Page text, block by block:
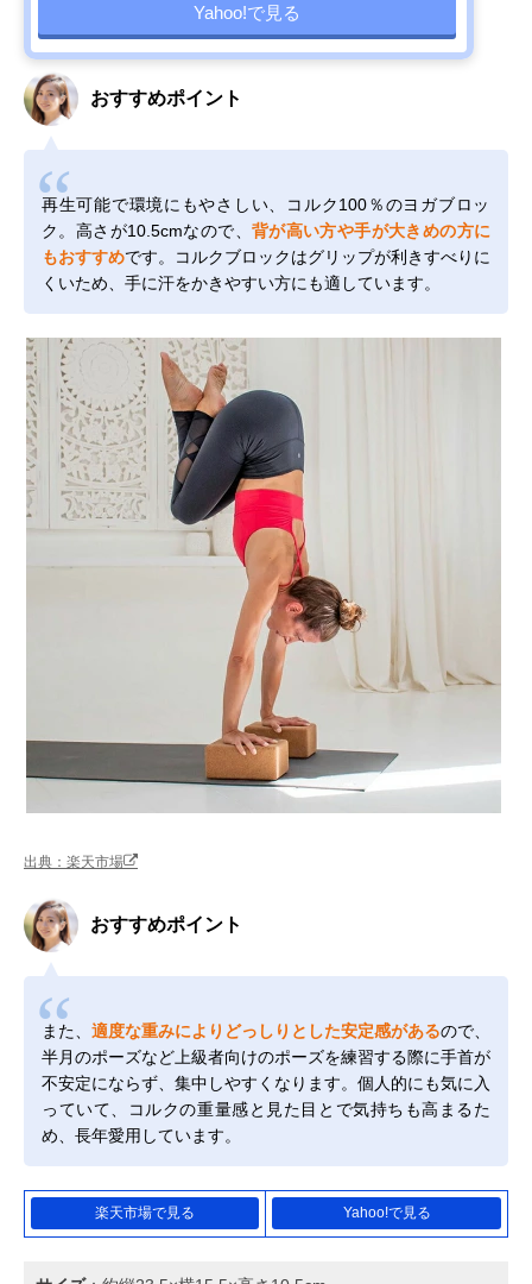
Yahoo!で見る
おすすめポイント
再生可能で環境にもやさしい、コルク100％のヨガブロッ
ク。高さが10.5cmなので、 背が高い方や手が大きめの方に
もおすすめです。コルクブロックはグリップが利きすべりに
くいため、手に汗をかきやすい方にも適しています。
出典：楽天市場
おすすめポイント
また、 適度な重みによりどっしりとした安定感があるので、
半月のポーズなど上級者向けのポーズを練習する際に手首が
不安定にならず、集中しやすくなります。個人的にも気に入
っていて、コルクの重量感と見た目とで気持ちも高まるた
め、長年愛用しています。
楽天市場で見る Yahoo!で見る